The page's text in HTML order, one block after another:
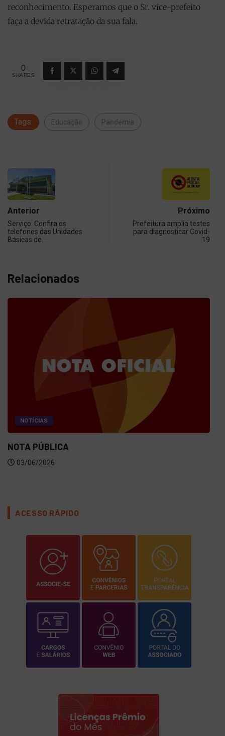
reconhecimento. Esperamos que o Sr. vice-prefeito
faça a devida retratação da sua fala.
0
SHARES
Tags: Educação Pandemia
Anterior
Serviço: Confira os
telefones das Unidades
Básicas de…
Próximo
Prefeitura amplia testes
para diagnosticar Covid-
19
Relacionados
NOTÍCIAS
NOTA PÚBLICA
03/06/2026
ACESSO RÁPIDO